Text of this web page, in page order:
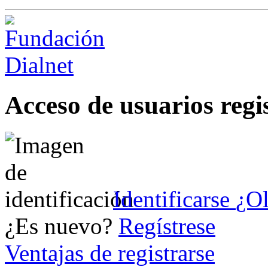
Acceso de usuarios
Identificarse
¿Es nuevo? Regístrese
Ventajas de registrarse